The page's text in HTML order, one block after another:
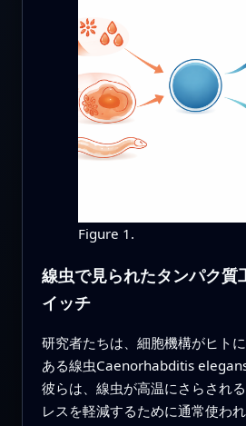
Figure 1.
線虫で見られたタンパク質
イッチ
研究者たちは、細胞機構がヒト
ある線虫Caenorhabditis elegans
彼らは、線虫が高温にさらされ
レスを軽減するために通常使わ